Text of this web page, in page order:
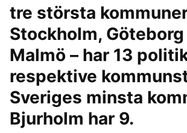
tre största
Stockholm,
Malmö – har 13
respektive
Sveriges minsta
Bjurholm har 9.